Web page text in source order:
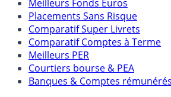
Meilleures Assurances-Vie
Meilleurs Fonds Euros
Placements Sans Risque
Comparatif Super Livrets
Comparatif Comptes à Terme
Meilleurs PER
Courtiers bourse & PEA